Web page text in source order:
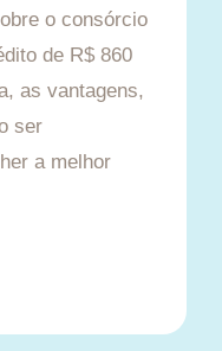
o consórcio
de R$ 860
as vantagens,
ser
a melhor